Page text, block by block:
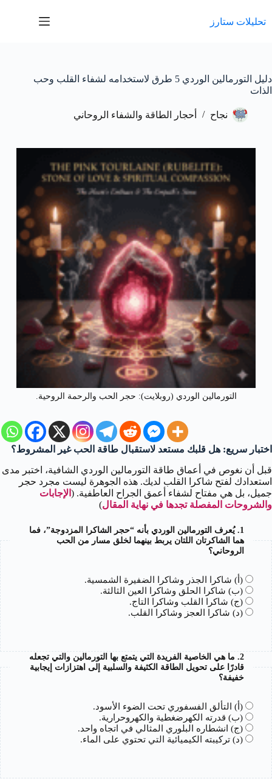
المحتوى
تحليلات ستارز
دليل التورمالين الوردي 5 طرق لاستخدامه لشفاء القلب وحب
الذات
نجاح أحجار الطاقة والشفاء الروحاني
التورمالين الوردي (روبلايت): حجر الحب والرحمة الروحية.
اختبار سريع: هل قلبك مستعد لاستقبال طاقة الحب غير المشروط؟
قبل أن نغوص في أعماق طاقة التورمالين الوردي الشافية، اختبر مدى
استعدادك لفتح شاكرا القلب لديك. هذه الجوهرة ليست مجرد حجر
جميل، بل هي مفتاح لشفاء أعمق الجراح العاطفية. ( الإجابات
والشروحات المفصلة تجدها في نهاية المقال)
1. يُعرف التورمالين الوردي بأنه “حجر الشاكرا المزدوجة”، فما
هما الشاكرتان اللتان يربط بينهما لخلق مسار من الحب
الروحاني؟
(أ) شاكرا الجذر وشاكرا الضفيرة الشمسية.
(ب) شاكرا الحلق وشاكرا العين الثالثة.
(ج) شاكرا القلب وشاكرا التاج.
(د) شاكرا العجز وشاكرا القلب.
2. ما هي الخاصية الفريدة التي يتمتع بها التورمالين والتي تجعله
قادرًا على تحويل الطاقة الكثيفة والسلبية إلى اهتزازات إيجابية
خفيفة؟
(أ) التألق الفسفوري تحت الضوء الأسود.
(ب) قدرته الكهرضغطية والكهروحرارية.
(ج) انشطاره البلوري المثالي في اتجاه واحد.
(د) تركيبته الكيميائية التي تحتوي على الماء.